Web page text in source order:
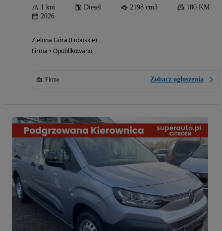
1 km Diesel 2198 cm3
180 KM
2026
Zielona Góra (Lubuskie)
Firma • Opublikowano
Firma Zobacz ogłoszenia